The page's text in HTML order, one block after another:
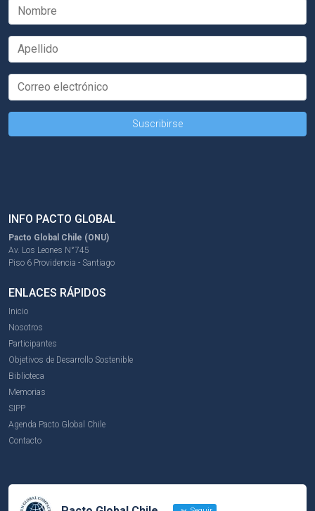
INFO PACTO GLOBAL
Pacto Global Chile (ONU)
Av. Los Leones N°745
Piso 6 Providencia - Santiago
ENLACES RÁPIDOS
Inicio
Nosotros
Participantes
Objetivos de Desarrollo Sostenible
Biblioteca
Memorias
SIPP
Agenda Pacto Global Chile
Contacto